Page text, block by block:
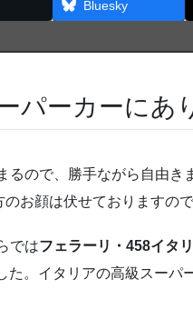
Bluesky
パーカーにあ
るので、勝手ながら自由
お顔は伏せておりますの
ではフェラーリ・458イタ
た。イタリアの高級スーパ